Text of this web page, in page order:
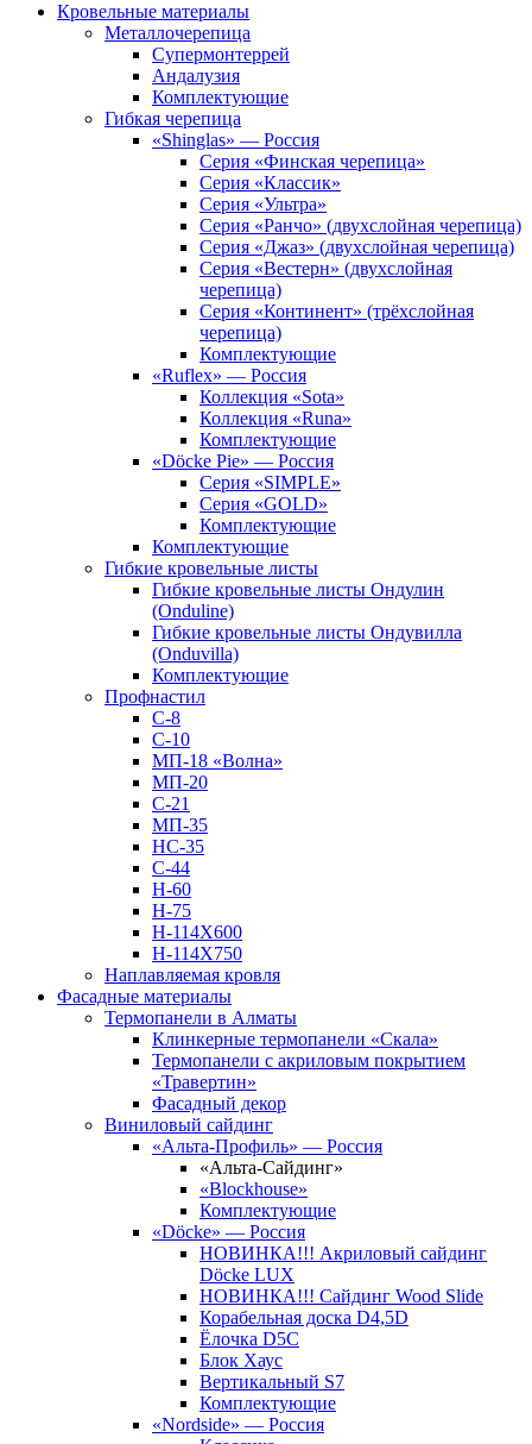
Кровельные материалы
Металлочерепица
Супермонтеррей
Андалузия
Комплектующие
Гибкая черепица
«Shinglas» — Россия
Серия «Финская черепица»
Серия «Классик»
Серия «Ультра»
Серия «Ранчо» (двухслойная черепица)
Серия «Джаз» (двухслойная черепица)
Серия «Вестерн» (двухслойная
черепица)
Серия «Континент» (трёхслойная
черепица)
Комплектующие
«Ruflex» — Россия
Коллекция «Sota»
Коллекция «Runa»
Комплектующие
«Döcke Pie» — Россия
Серия «SIMPLE»
Серия «GOLD»
Комплектующие
Комплектующие
Гибкие кровельные листы
Гибкие кровельные листы Ондулин
(Onduline)
Гибкие кровельные листы Ондувилла
(Onduvilla)
Комплектующие
Профнастил
С-8
С-10
МП-18 «Волна»
МП-20
С-21
МП-35
НС-35
С-44
Н-60
Н-75
Н-114Х600
Н-114Х750
Наплавляемая кровля
Фасадные материалы
Термопанели в Алматы
Клинкерные термопанели «Скала»
Термопанели с акриловым покрытием
«Травертин»
Фасадный декор
Виниловый сайдинг
«Альта-Профиль» — Россия
«Альта-Сайдинг»
«Blockhouse»
Комплектующие
«Döcke» — Россия
НОВИНКА!!! Акриловый сайдинг
Döcke LUX
НОВИНКА!!! Сайдинг Wood Slide
Корабельная доска D4,5D
Ёлочка D5C
Блок Хаус
Вертикальный S7
Комплектующие
«Nordside» — Россия